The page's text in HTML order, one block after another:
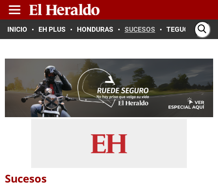
INICIO EH PLUS HONDURAS SUCESOS TEGUCIGALPA
Sucesos